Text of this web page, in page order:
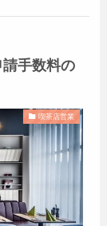
請手数料の
喫茶店営業